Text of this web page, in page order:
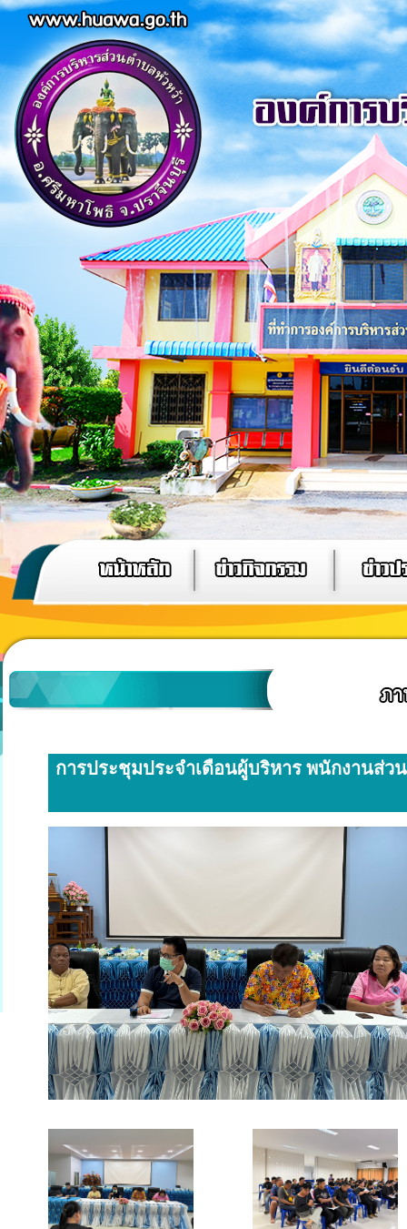
การประชุมประจำเดือนผู้บริหาร พนักงานส่